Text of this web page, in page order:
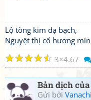
Lộ tòng kim dạ bạch,
Nguyệt thị cố hương
☆
☆
☆
☆
☆ 3 4.67
Bản dịch của
Gửi bởi Vanachi